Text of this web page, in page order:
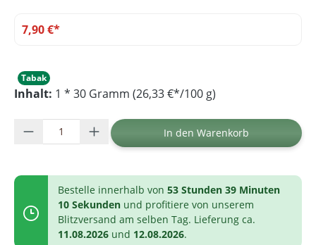
7,90 €*
Tabak
Inhalt: 1 * 30 Gramm (26,33 €*/100 g)
Produkt Anzahl: Gib den gewünschten
In den Warenkorb
Bestelle innerhalb von 53 Stunden 39 Minuten
10 Sekunden und profitiere von unserem
Blitzversand am selben Tag. Lieferung ca.
11.08.2026 und 12.08.2026.